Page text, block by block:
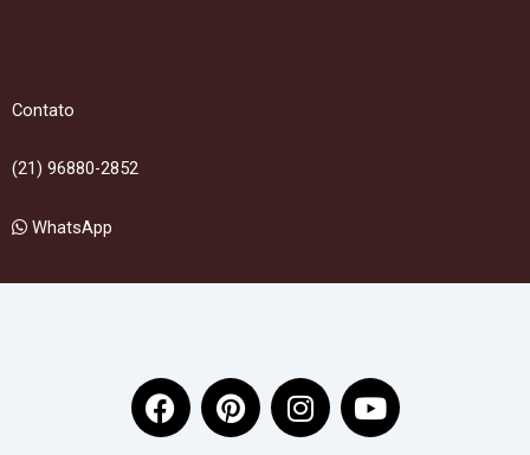
Contato
(21) 96880-2852
WhatsApp
F
a
P
i
I
n
Y
o